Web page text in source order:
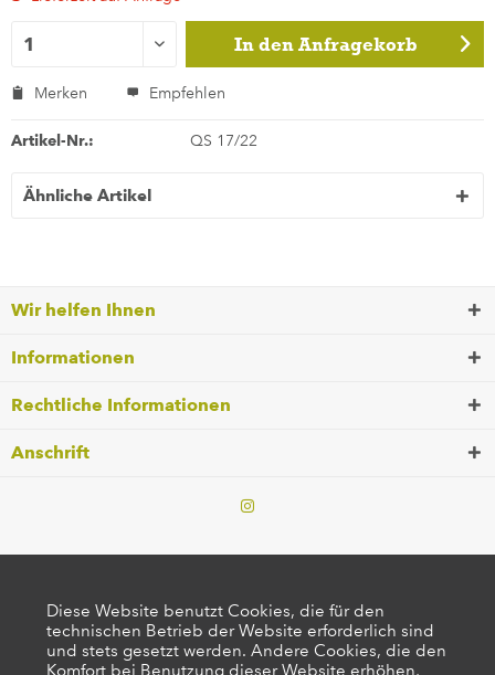
In den Anfragekorb
Merken Empfehlen
Artikel-Nr.: QS 17/22
Ähnliche Artikel
Wir helfen Ihnen
Informationen
Rechtliche Informationen
Anschrift
Diese Website benutzt Cookies, die für den
technischen Betrieb der Website erforderlich sind
und stets gesetzt werden. Andere Cookies, die den
Komfort bei Benutzung dieser Website erhöhen,